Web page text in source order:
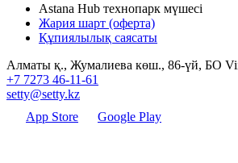
Astana Hub технопарк мүшесі
Жария шарт (оферта)
Құпиялылық саясаты
Алматы қ., Жумалиева көш., 86-үй, БО
+7 7273 46-11-61
setty@setty.kz
App Store
Google Play